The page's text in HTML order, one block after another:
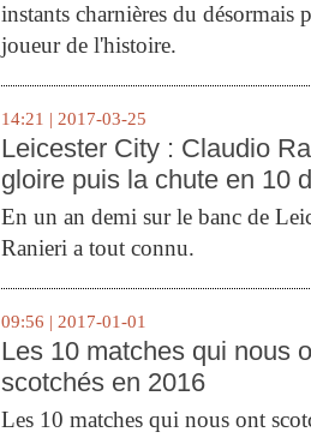
instants charnières du désormais
joueur de l'histoire.
14:21 | 2017-03-25
Leicester City : Claudio
gloire puis la chute en 10
En un an demi sur le banc de
Ranieri a tout connu.
09:56 | 2017-01-01
Les 10 matches qui nous
scotchés en 2016
Les 10 matches qui nous ont